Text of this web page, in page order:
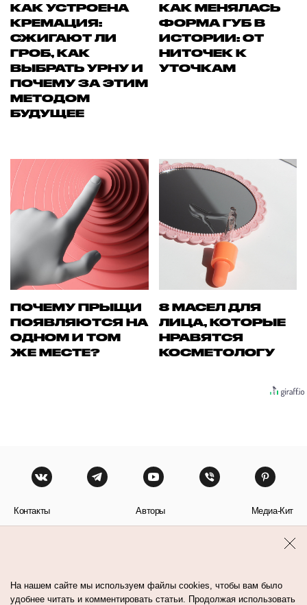
КАК УСТРОЕНА
КРЕМАЦИЯ:
СЖИГАЮТ ЛИ
ГРОБ, КАК
ВЫБРАТЬ УРНУ И
ПОЧЕМУ ЗА ЭТИМ
МЕТОДОМ
БУДУЩЕЕ
КАК МЕНЯЛАСЬ
ФОРМА ГУБ В
ИСТОРИИ: ОТ
НИТОЧЕК К
УТОЧКАМ
ПОЧЕМУ ПРЫЩИ
ПОЯВЛЯЮТСЯ НА
ОДНОМ И ТОМ
ЖЕ МЕСТЕ?
8 МАСЕЛ ДЛЯ
ЛИЦА, КОТОРЫЕ
НРАВЯТСЯ
КОСМЕТОЛОГУ
Контакты Авторы Медиа-Кит
На нашем сайте мы используем файлы cookies, чтобы вам было
удобнее читать и комментировать статьи. Продолжая использовать